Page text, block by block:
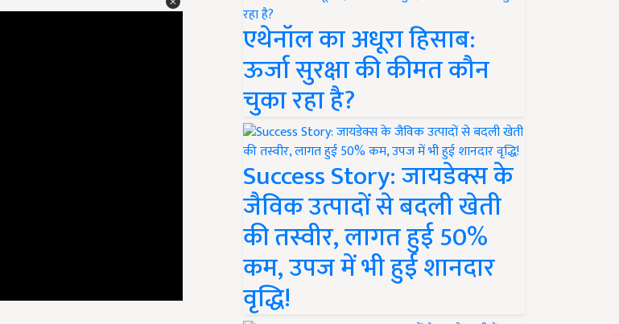
एथेनॉल का अधूरा हिसाब:
ऊर्जा सुरक्षा की कीमत कौन
चुका रहा है?
Success Story: जायडेक्स के
जैविक उत्पादों से बदली खेती
की तस्वीर, लागत हुई 50%
कम, उपज में भी हुई शानदार
वृद्धि!